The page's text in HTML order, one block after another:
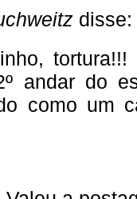
disse:
andar do
como um